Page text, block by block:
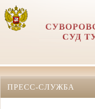
СУД
ПРЕСС-СЛУЖБА